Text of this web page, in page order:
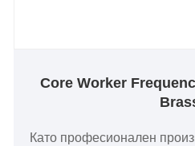
Core Worker
Като професионален